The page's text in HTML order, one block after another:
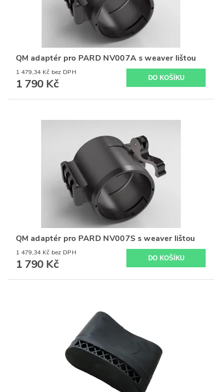
QM adaptér pro PARD NV007A s weaver lištou
1 479,34 Kč bez DPH
1 790 Kč
QM adaptér pro PARD NV007S s weaver lištou
1 479,34 Kč bez DPH
1 790 Kč